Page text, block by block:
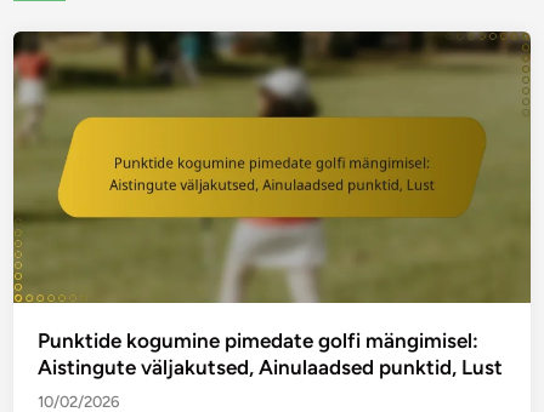
Punktide kogumine pimedate golfi mängimisel:
Aistingute väljakutsed, Ainulaadsed punktid, Lust
10/02/2026